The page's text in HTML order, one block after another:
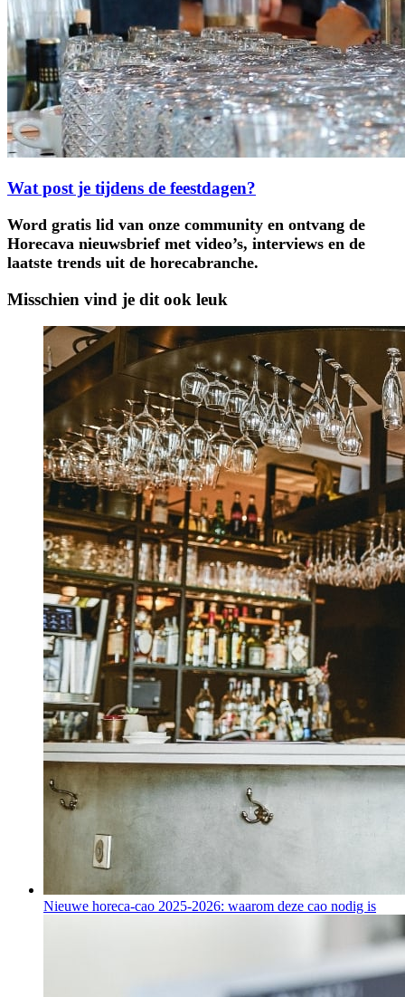
Wat post je tijdens de feestdagen?
Word gratis lid van onze community en ontvang de
Horecava nieuwsbrief met video’s, interviews en de
laatste trends uit de horecabranche.
Misschien vind je dit ook leuk
Nieuwe horeca-cao 2025-2026: waarom deze cao nodig is